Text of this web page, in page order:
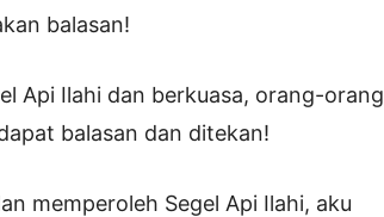
balasan!
Api Ilahi dan berkuasa, orang-orang
balasan dan ditekan!
memperoleh Segel Api Ilahi, aku